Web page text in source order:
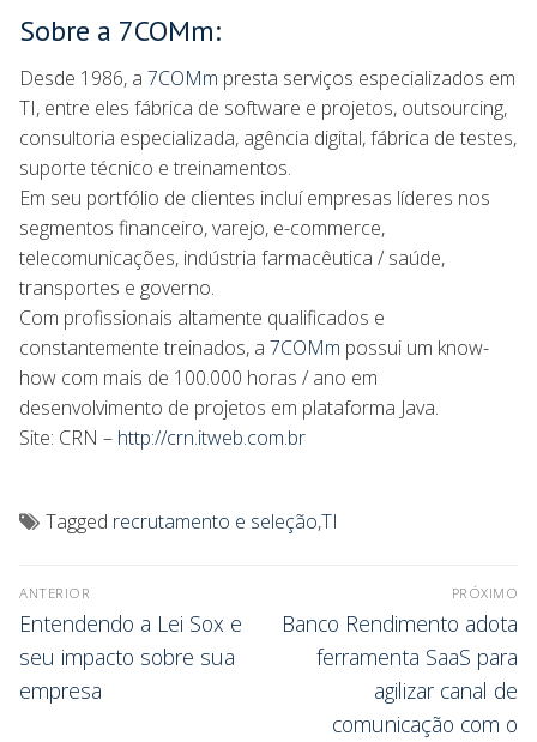
Sobre a 7COMm:
Desde 1986, a 7COMm presta serviços especializados em
TI, entre eles fábrica de software e projetos, outsourcing,
consultoria especializada, agência digital, fábrica de testes,
suporte técnico e treinamentos.
Em seu portfólio de clientes incluí empresas líderes nos
segmentos financeiro, varejo, e-commerce,
telecomunicações, indústria farmacêutica / saúde,
transportes e governo.
Com profissionais altamente qualificados e
constantemente treinados, a 7COMm possui um know-
how com mais de 100.000 horas / ano em
desenvolvimento de projetos em plataforma Java.
Site: CRN – http://crn.itweb.com.br
Tagged recrutamento e seleção,TI
ANTERIOR
Entendendo a Lei Sox e
seu impacto sobre sua
empresa
PRÓXIMO
Banco Rendimento adota
ferramenta SaaS para
agilizar canal de
comunicação com o